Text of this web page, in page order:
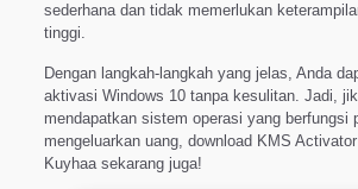
sederhana dan tidak memerlukan
tinggi.
Dengan langkah-langkah yang jelas, Anda
aktivasi Windows 10 tanpa kesulitan. Jadi,
mendapatkan sistem operasi yang berfungsi
mengeluarkan uang, download KMS
Kuyhaa sekarang juga!